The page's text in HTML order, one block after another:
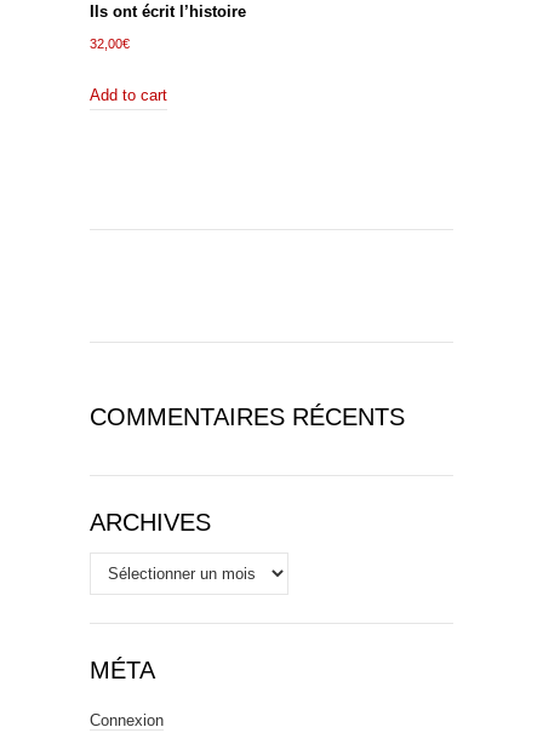
Ils ont écrit l’histoire
32,00€
Add to cart
COMMENTAIRES RÉCENTS
ARCHIVES
Archives
MÉTA
Connexion